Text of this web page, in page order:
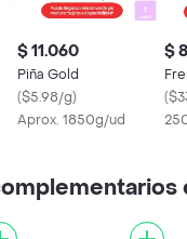
$ 11.060
Piña Gold
($5.98/g)
Aprox. 1850g/ud
$
(